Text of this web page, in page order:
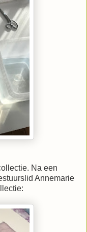
Na een
Annemarie